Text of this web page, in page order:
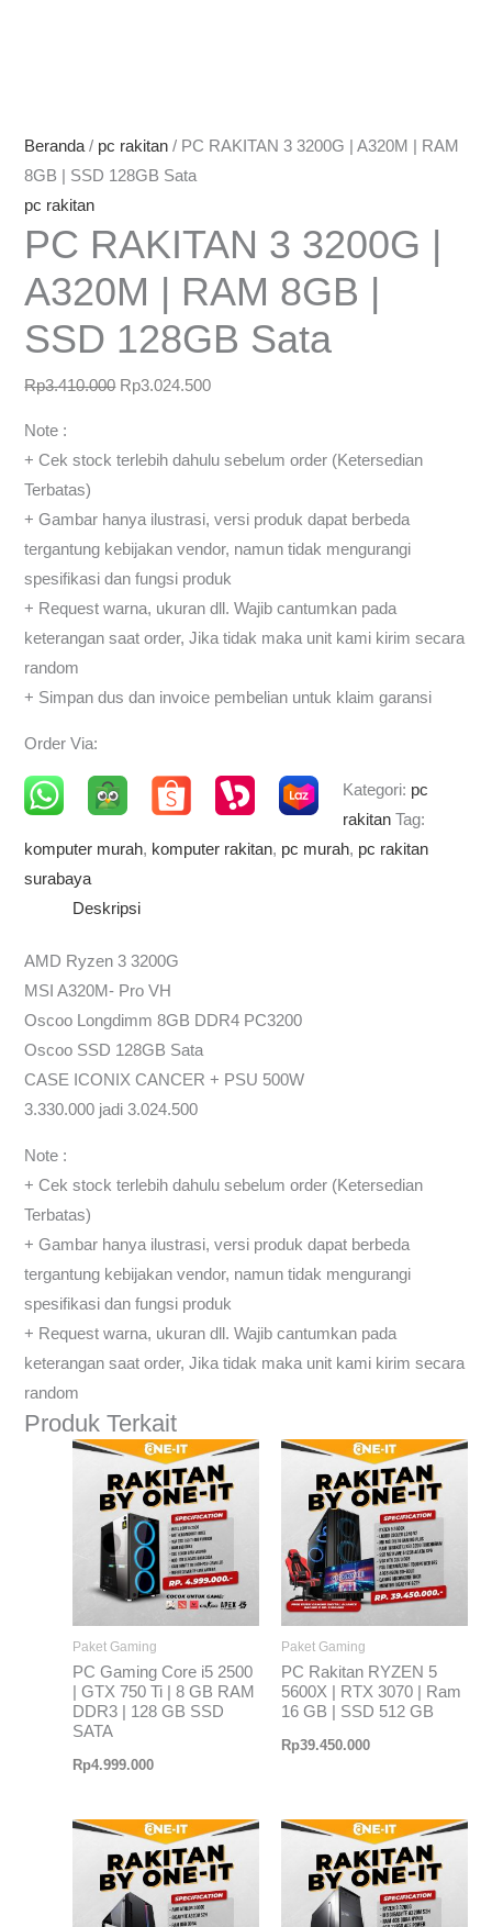
Beranda/ pc rakitan / PC RAKITAN 3 3200G | A320M | RAM
8GB | SSD 128GB Sata
pc rakitan
PC RAKITAN 3 3200G |
A320M | RAM 8GB |
SSD 128GB Sata
Rp3.410.000 Rp3.024.500
Note :
+ Cek stock terlebih dahulu sebelum order (Ketersedian
Terbatas)
+ Gambar hanya ilustrasi, versi produk dapat berbeda
tergantung kebijakan vendor, namun tidak mengurangi
spesifikasi dan fungsi produk
+ Request warna, ukuran dll. Wajib cantumkan pada
keterangan saat order, Jika tidak maka unit kami kirim secara
random
+ Simpan dus dan invoice pembelian untuk klaim garansi
Order Via:
Kategori: pc
rakitan Tag:
komputer murah, komputer rakitan, pc murah, pc rakitan
surabaya
Deskripsi
AMD Ryzen 3 3200G
MSI A320M- Pro VH
Oscoo Longdimm 8GB DDR4 PC3200
Oscoo SSD 128GB Sata
CASE ICONIX CANCER + PSU 500W
3.330.000 jadi 3.024.500
Note :
+ Cek stock terlebih dahulu sebelum order (Ketersedian
Terbatas)
+ Gambar hanya ilustrasi, versi produk dapat berbeda
tergantung kebijakan vendor, namun tidak mengurangi
spesifikasi dan fungsi produk
+ Request warna, ukuran dll. Wajib cantumkan pada
keterangan saat order, Jika tidak maka unit kami kirim secara
random
Produk Terkait
Paket Gaming
PC Gaming Core i5 2500
| GTX 750 Ti | 8 GB RAM
DDR3 | 128 GB SSD
SATA
Rp4.999.000
Paket Gaming
PC Rakitan RYZEN 5
5600X | RTX 3070 | Ram
16 GB | SSD 512 GB
Rp39.450.000